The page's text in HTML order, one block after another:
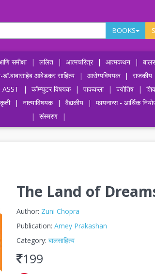
BOOKS
समीक्षा | ललित | आत्मचरित्र | आत्मकथन |
डॉ.बाबासाहेब आंबेडकर साहित्य | आरोग्यविषयक | राजकीय
ASST | कॉम्प्युटर विषयक | पाककला | ज्योतिष |
| नात्याविषयक | वैद्यकीय | फायनान्स - आर्थिक
|
संस्मरण |
The Land of
Author: Zuni Chopra
Publication: Amey Prakashan
Category: बालसाहित्य
199